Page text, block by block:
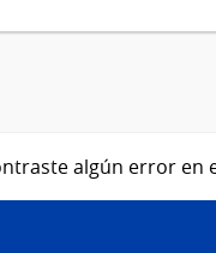
algún error en